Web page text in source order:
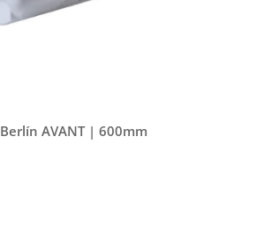
Berlín AVANT | 600mm